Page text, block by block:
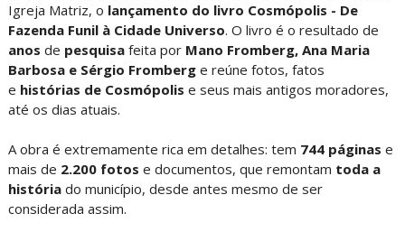
Igreja Matriz, o lançamento do livro Cosmópolis - De
Fazenda Funil à Cidade Universo. O livro é o resultado de
anos de pesquisafeita por Mano Fromberg, Ana Maria
Barbosa e Sérgio Fromberge reúne fotos, fatos
e histórias de Cosmópolis e seus mais antigos moradores,
até os dias atuais.
A obra é extremamente rica em detalhes: tem 744 páginas e
mais de 2.200 fotos e documentos, que remontam toda a
históriado município, desde antes mesmo de ser
considerada assim.